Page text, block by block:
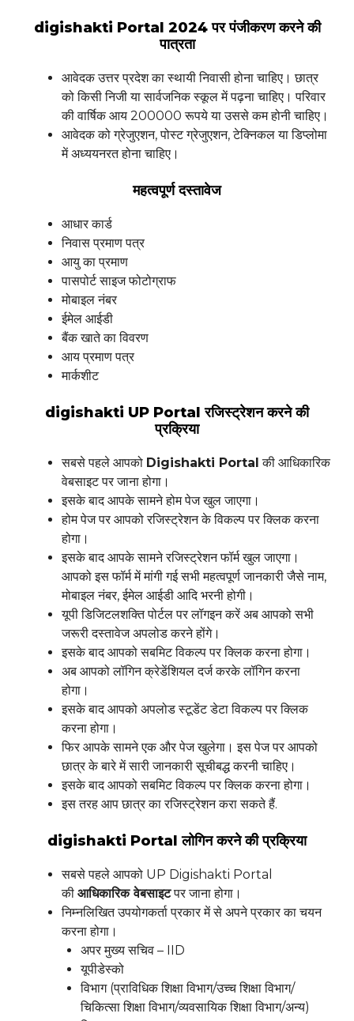
digishakti Portal 2024 पर पंजीकरण करने की
पात्रता
आवेदक उत्तर प्रदेश का स्थायी निवासी होना चाहिए। छात्र
को किसी निजी या सार्वजनिक स्कूल में पढ़ना चाहिए। परिवार
की वार्षिक आय 200000 रूपये या उससे कम होनी चाहिए।
आवेदक को ग्रेजुएशन, पोस्ट ग्रेजुएशन, टेक्निकल या डिप्लोमा
में अध्ययनरत होना चाहिए।
महत्वपूर्ण दस्तावेज
आधार कार्ड
निवास प्रमाण पत्र
आयु का प्रमाण
पासपोर्ट साइज फोटोग्राफ
मोबाइल नंबर
ईमेल आईडी
बैंक खाते का विवरण
आय प्रमाण पत्र
मार्कशीट
digishakti UP Portal रजिस्ट्रेशन करने की
प्रक्रिया
सबसे पहले आपको Digishakti Portal की आधिकारिक
वेबसाइट पर जाना होगा।
इसके बाद आपके सामने होम पेज खुल जाएगा।
होम पेज पर आपको रजिस्ट्रेशन के विकल्प पर क्लिक करना
होगा।
इसके बाद आपके सामने रजिस्ट्रेशन फॉर्म खुल जाएगा।
आपको इस फॉर्म में मांगी गई सभी महत्वपूर्ण जानकारी जैसे नाम,
मोबाइल नंबर, ईमेल आईडी आदि भरनी होगी।
यूपी डिजिटलशक्ति पोर्टल पर लॉगइन करें अब आपको सभी
जरूरी दस्तावेज अपलोड करने होंगे।
इसके बाद आपको सबमिट विकल्प पर क्लिक करना होगा।
अब आपको लॉगिन क्रेडेंशियल दर्ज करके लॉगिन करना
होगा।
इसके बाद आपको अपलोड स्टूडेंट डेटा विकल्प पर क्लिक
करना होगा।
फिर आपके सामने एक और पेज खुलेगा। इस पेज पर आपको
छात्र के बारे में सारी जानकारी सूचीबद्ध करनी चाहिए।
इसके बाद आपको सबमिट विकल्प पर क्लिक करना होगा।
इस तरह आप छात्र का रजिस्ट्रेशन करा सकते हैं.
digishakti Portal लोगिन करने की प्रक्रिया
सबसे पहले आपको UP Digishakti Portal
की आधिकारिक वेबसाइटपर जाना होगा।
निम्नलिखित उपयोगकर्ता प्रकार में से अपने प्रकार का चयन
करना होगा।
अपर मुख्य सचिव – IID
यूपीडेस्को
विभाग (प्राविधिक शिक्षा विभाग/उच्च शिक्षा विभाग/
चिकित्सा शिक्षा विभाग/व्यवसायिक शिक्षा विभाग/अन्य)